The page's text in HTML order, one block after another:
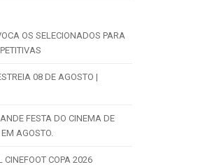
OS SELECIONADOS PARA
08 DE AGOSTO |
FESTA DO CINEMA DE
AGOSTO.
CINEFOOT COPA 2026